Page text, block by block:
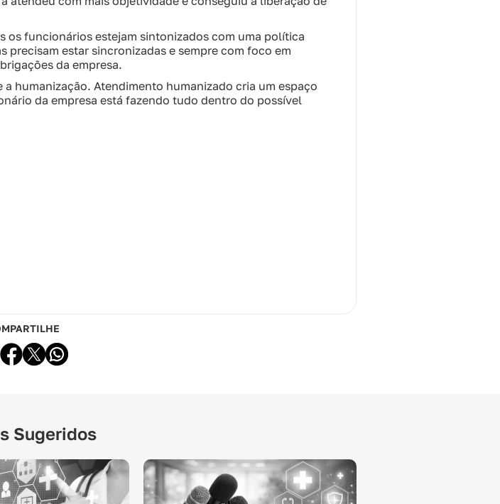
funcionários estejam sintonizados com uma política
estar sincronizadas e sempre com foco em
da empresa.
humanização. Atendimento humanizado cria um espaço
da empresa está fazendo tudo dentro do possível
Sugeridos